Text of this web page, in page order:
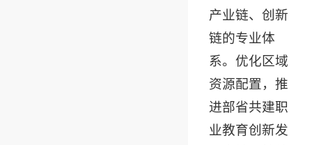
产业链、创新
链的专业体
系。优化区域
资源配置，推
进部省共建职
业教育创新发